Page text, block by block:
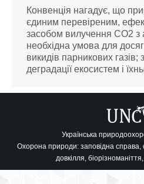
Конвенція нагадує, що
єдиним перевіреним,
засобом вилучення CO2
необхідна умова для
викидів парникових
деградації екосистем і
Українська
Охорона природи: заповідна справа,
довкілля,